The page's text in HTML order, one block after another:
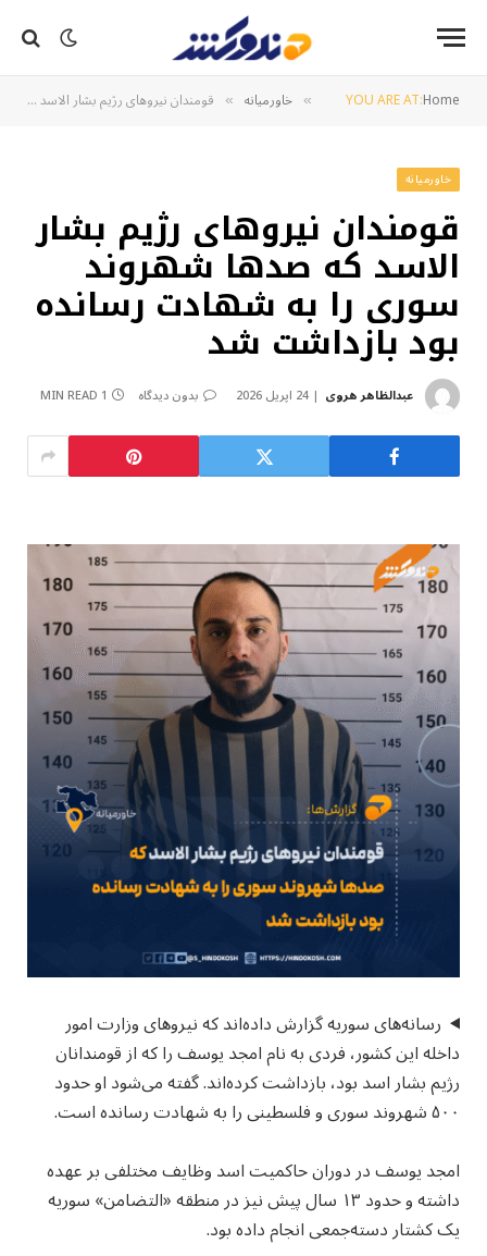
YOU ARE AT:Home
» خاورمیانه » قومندان نیروهای رژیم بشار الاسد که صدها شهروند سوری را به شهادت رسانده بود بازداشت شد
خاورمیانه
قومندان نیروهای رژیم بشار
الاسد که صدها شهروند
سوری را به شهادت رسانده
بود بازداشت شد
عبدالظاهر هروی 24 اپریل 2026 بدون دیدگاه 1 MIN READ
رسانه‌های سوریه گزارش داده‌اند که نیروهای وزارت امور
داخله این کشور، فردی به نام امجد یوسف را که از قومندانان
رژیم بشار اسد بود، بازداشت کرده‌اند. گفته می‌شود او حدود
۵۰۰ شهروند سوری و فلسطینی را به شهادت رسانده است.
امجد یوسف در دوران حاکمیت اسد وظایف مختلفی بر عهده
داشته و حدود ۱۳ سال پیش نیز در منطقه «التضامن» سوریه
یک کشتار دسته‌جمعی انجام داده بود.